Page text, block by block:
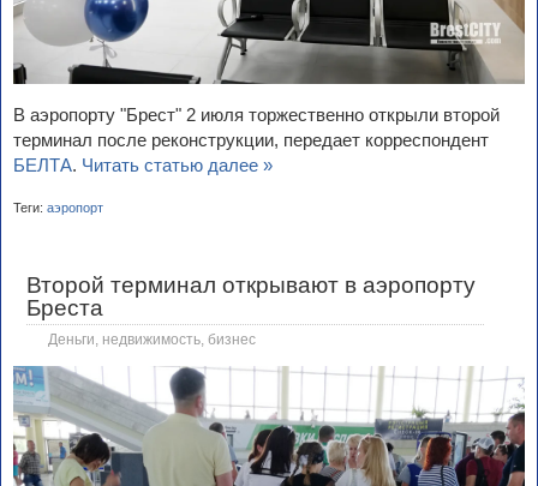
В аэропорту "Брест" 2 июля торжественно открыли второй
терминал после реконструкции, передает корреспондент
БЕЛТА. Читать статью далее »
Теги: аэропорт
Второй терминал открывают в аэропорту
Бреста
Деньги, недвижимость, бизнес